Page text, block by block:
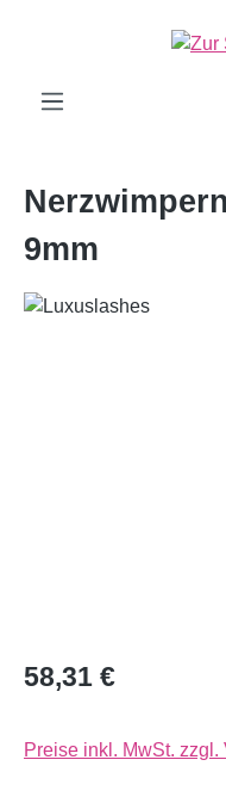
9mm
58,31 €
Preise inkl. MwSt. zzgl.